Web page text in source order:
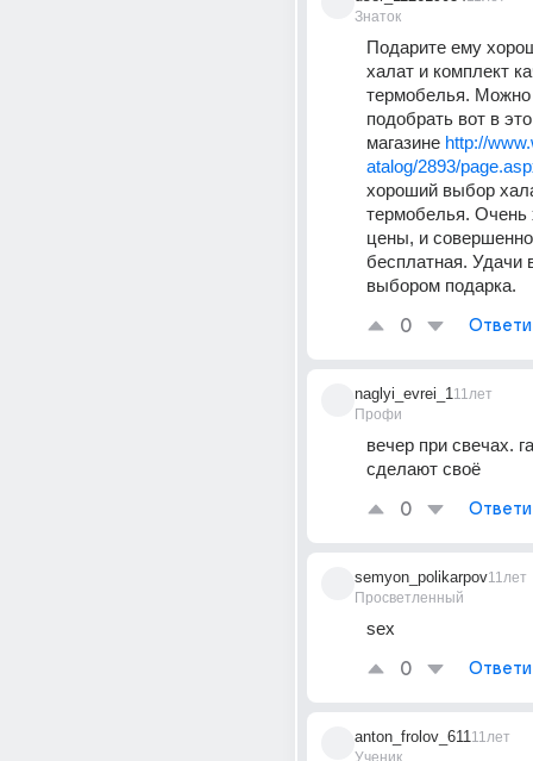
Знаток
Подарите ему
халат и комплект
термобелья. Можно
подобрать вот в
магазине http://
atalog/2893/
хороший выбор
термобелья. Очень
цены, и
бесплатная. Удачи
выбором подарка.
0
naglyi_evrei_1
Профи
11лет
вечер при свечах.
сделают своё
0
semyon_polikarpov
Просветленный
11лет
sex
0
anton_frolov_611
Ученик
11лет